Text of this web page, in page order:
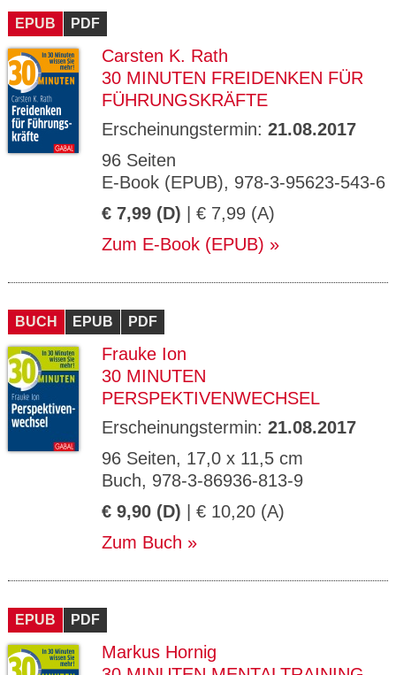
EPUB PDF
Carsten K. Rath
30 MINUTEN FREIDENKEN FÜR
FÜHRUNGSKRÄFTE
Erscheinungstermin: 21.08.2017
96 Seiten
E-Book (EPUB), 978-3-95623-543-6
€ 7,99 (D) | € 7,99 (A)
Zum E-Book (EPUB)
BUCH EPUB PDF
Frauke Ion
30 MINUTEN
PERSPEKTIVENWECHSEL
Erscheinungstermin: 21.08.2017
96 Seiten, 17,0 x 11,5 cm
Buch, 978-3-86936-813-9
€ 9,90 (D) | € 10,20 (A)
Zum Buch
EPUB PDF
Markus Hornig